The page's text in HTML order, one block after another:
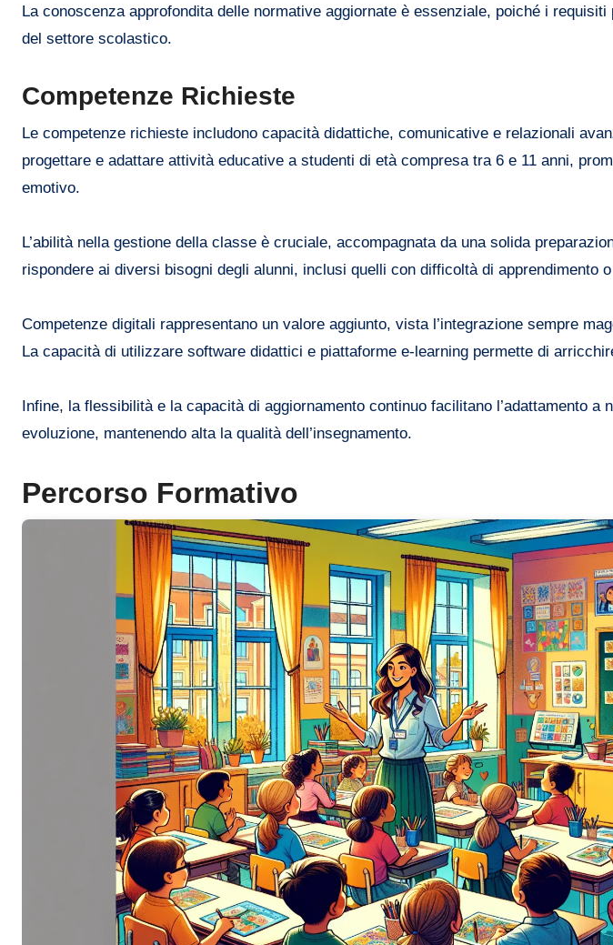
La conoscenza approfondita delle normative aggiornate è essenziale, poiché i
del settore scolastico.
Competenze Richieste
Le competenze richieste includono capacità didattiche, comunicative e relazionali
progettare e adattare attività educative a studenti di età compresa tra 6 e 11 anni,
emotivo.
L’abilità nella gestione della classe è cruciale, accompagnata da una solida
rispondere ai diversi bisogni degli alunni, inclusi quelli con difficoltà di apprendimento
Competenze digitali rappresentano un valore aggiunto, vista l’integrazione sempre
La capacità di utilizzare software didattici e piattaforme e-learning permette di
Infine, la flessibilità e la capacità di aggiornamento continuo facilitano l’adattamento
evoluzione, mantenendo alta la qualità dell’insegnamento.
Percorso Formativo